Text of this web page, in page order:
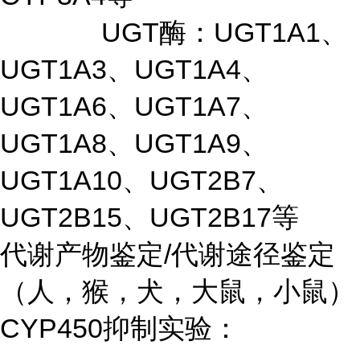
UGT酶：UGT1A1、
UGT1A3、UGT1A4、
UGT1A6、UGT1A7、
UGT1A8、UGT1A9、
UGT1A10、UGT2B7、
UGT2B15、UGT2B17等
代谢产物鉴定/代谢途径鉴定
（人，猴，犬，大鼠，小鼠）
CYP450抑制实验：